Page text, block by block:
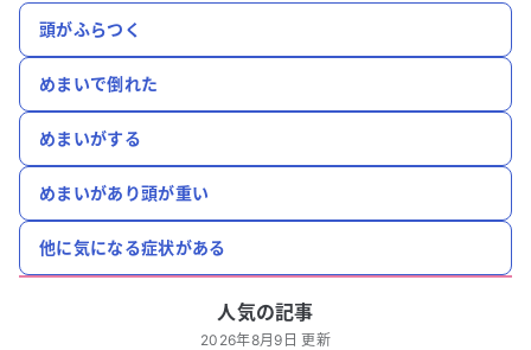
頭がふらつく
めまいで倒れた
めまいがする
めまいがあり頭が重い
他に気になる症状がある
人気の記事
2026年8月9日 更新